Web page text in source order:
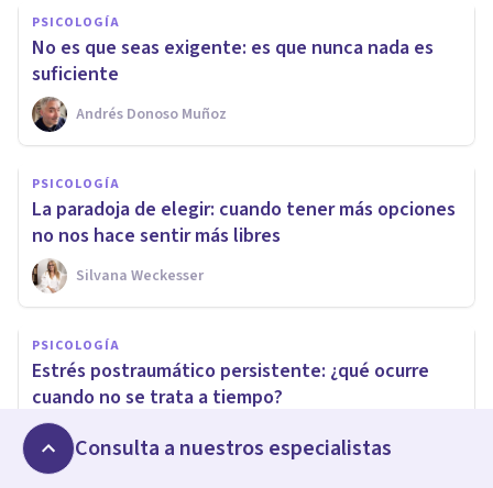
PSICOLOGÍA
No es que seas exigente: es que nunca nada es
suficiente
Andrés Donoso Muñoz
PSICOLOGÍA
La paradoja de elegir: cuando tener más opciones
no nos hace sentir más libres
Silvana Weckesser
PSICOLOGÍA
Estrés postraumático persistente: ¿qué ocurre
cuando no se trata a tiempo?
Froilán Ibáñez Recatalá
Consulta a nuestros especialistas